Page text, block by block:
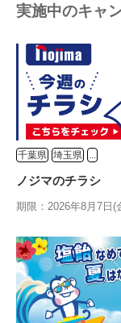
実施中のキャ
千葉県 埼玉県 ...
ノジマのチラシ
期限：2026年8月7日(